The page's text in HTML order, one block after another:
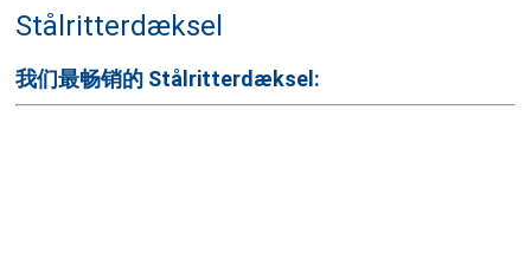
Stålritterdæksel
我们最畅销的 Stålritterdæksel: